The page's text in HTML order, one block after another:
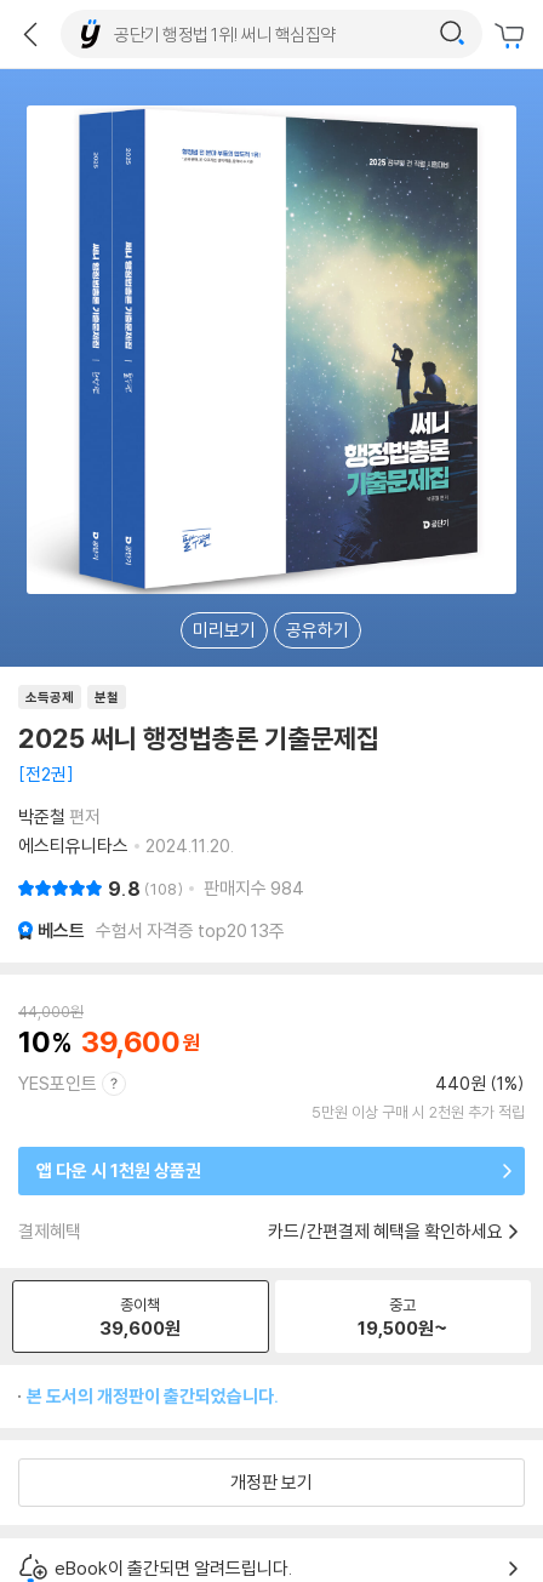
미리보기 공유하기
소득공제 분철
2025 써니 행정법총론 기출문제집
전2권
박준철 편저
에스티유니타스
2024.11.20.
9.8 108 판매지수 984
베스트 수험서 자격증 top20 13주
44,000원
10 39,600
YES포인트 440원 (1%)
5만원 이상 구매 시 2천원 추가 적립
앱 다운 시 1천원 상품권
결제혜택 카드/간편결제 혜택을 확인하세요
종이책
39,600원
중고
19,500원~
본 도서의 개정판이 출간되었습니다.
개정판 보기
eBook이 출간되면 알려드립니다.